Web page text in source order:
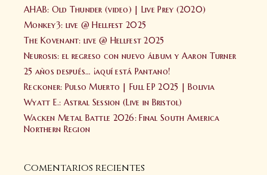
AHAB: Old Thunder (video) | Live Prey (2020)
Monkey3: live @ Hellfest 2025
The Kovenant: live @ Hellfest 2025
Neurosis: el regreso con nuevo álbum y Aaron Turner
25 años después… ¡aquí está Pantano!
Reckoner: Pulso Muerto | Full EP 2025 | Bolivia
Wyatt E.: Astral Session (Live in Bristol)
Wacken Metal Battle 2026: Final South America
Northern Region
Comentarios recientes